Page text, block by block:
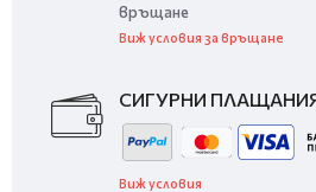
връщане
Виж условия за връщане
СИГУРНИ
Виж условия